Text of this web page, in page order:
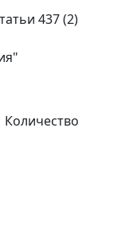
437 (2)
Количество